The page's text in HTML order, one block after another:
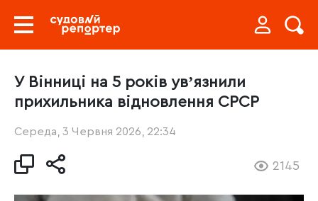
У Вінниці на 5 років увʼязнили
прихильника відновлення СРСР
Середа, 3 Червня 2026, 22:34
2145